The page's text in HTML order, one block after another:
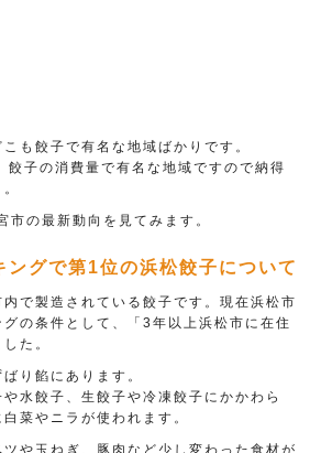
も餃子で有名な地域ばかりです。
餃子の消費量で有名な地域ですので納得
市の最新動向を見てみます。
ングで第1位の浜松餃子について
で製造されている餃子です。現在浜松市
の条件として、「3年以上浜松市に在住
た。
り餡にあります。
水餃子、生餃子や冷凍餃子にかかわら
菜やニラが使われます。
や玉ねぎ、豚肉など少し変わった食材が